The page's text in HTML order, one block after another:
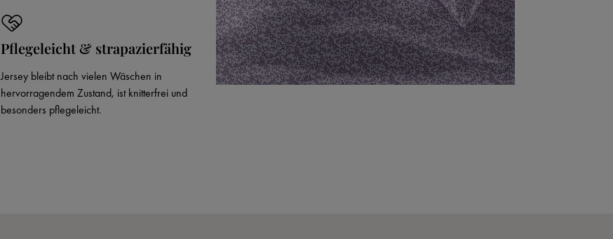
Pflegeleicht & strapazierfähig
Jersey bleibt nach vielen Wäschen in
hervorragendem Zustand, ist knitterfrei und
besonders pflegeleicht.